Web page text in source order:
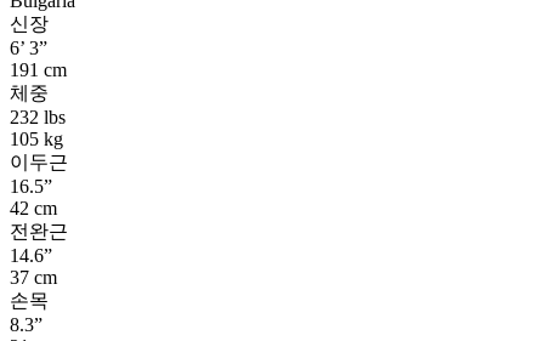
신장
6’ 3”
191 cm
체중
232 lbs
105 kg
이두근
16.5”
42 cm
전완근
14.6”
37 cm
손목
8.3”